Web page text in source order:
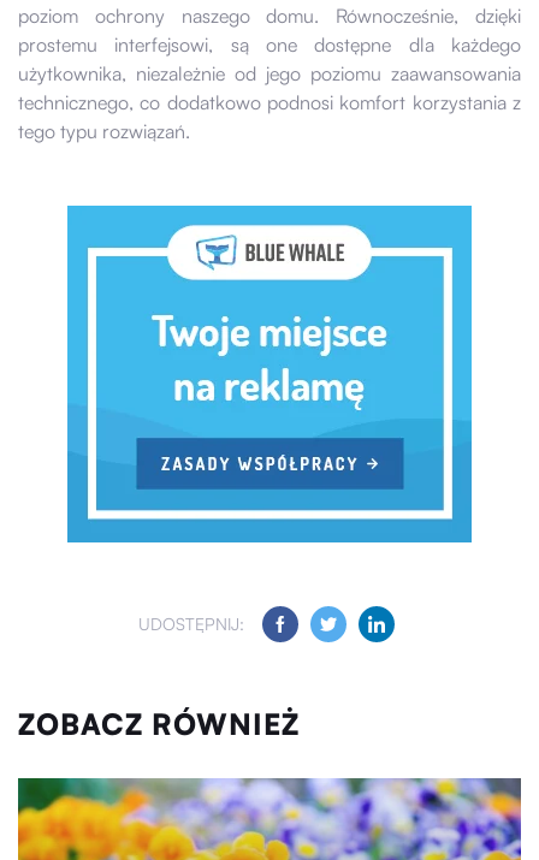
poziom ochrony naszego domu. Równocześnie, dzięki
prostemu interfejsowi, są one dostępne dla każdego
użytkownika, niezależnie od jego poziomu zaawansowania
technicznego, co dodatkowo podnosi komfort korzystania z
tego typu rozwiązań.
UDOSTĘPNIJ:
ZOBACZ RÓWNIEŻ